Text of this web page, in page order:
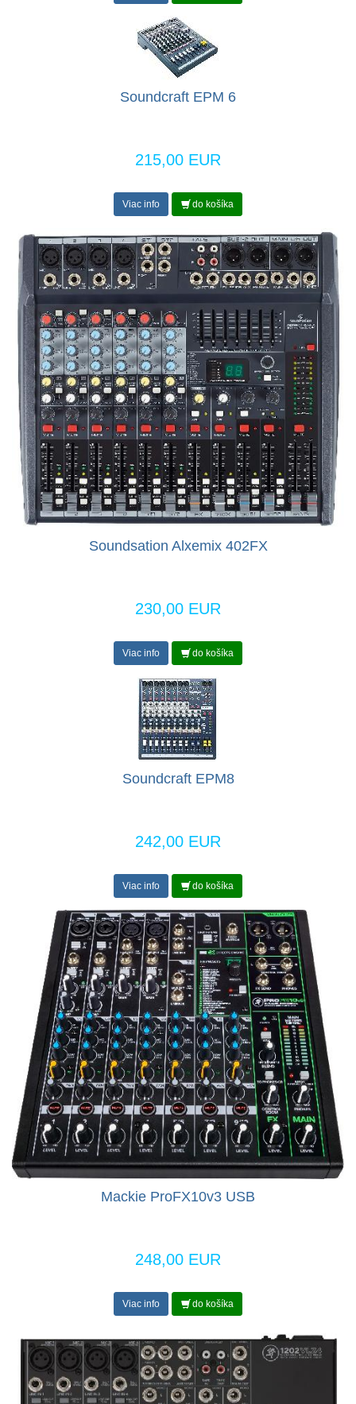
Soundcraft EPM 6
215,00 EUR
Viac info do košíka
Soundsation Alxemix 402FX
230,00 EUR
Viac info do košíka
Soundcraft EPM8
242,00 EUR
Viac info do košíka
Mackie ProFX10v3 USB
248,00 EUR
Viac info do košíka